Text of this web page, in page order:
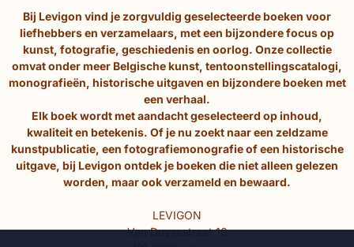
Bij Levigon vind je zorgvuldig geselecteerde boeken voor
liefhebbers en verzamelaars, met een bijzondere focus op
kunst, fotografie, geschiedenis en oorlog. Onze collectie
omvat onder meer Belgische kunst, tentoonstellingscatalogi,
monografieën, historische uitgaven en bijzondere boeken met
een verhaal.
Elk boek wordt met aandacht geselecteerd op inhoud,
kwaliteit en betekenis. Of je nu zoekt naar een zeldzame
kunstpublicatie, een fotografiemonografie of een historische
uitgave, bij Levigon ontdek je boeken die niet alleen gelezen
worden, maar ook verzameld en bewaard.
LEVIGON
Van Duysestraat 10